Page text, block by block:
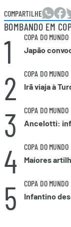
COMPARTILHE
BOMBANDO EM
1
COPA DO MUNDO
Japão
2
COPA DO MUNDO
Irã viaja à
3
COPA DO MUNDO
Ancelotti:
4
COPA DO MUNDO
Maiores
5
COPA DO MUNDO
Infantino